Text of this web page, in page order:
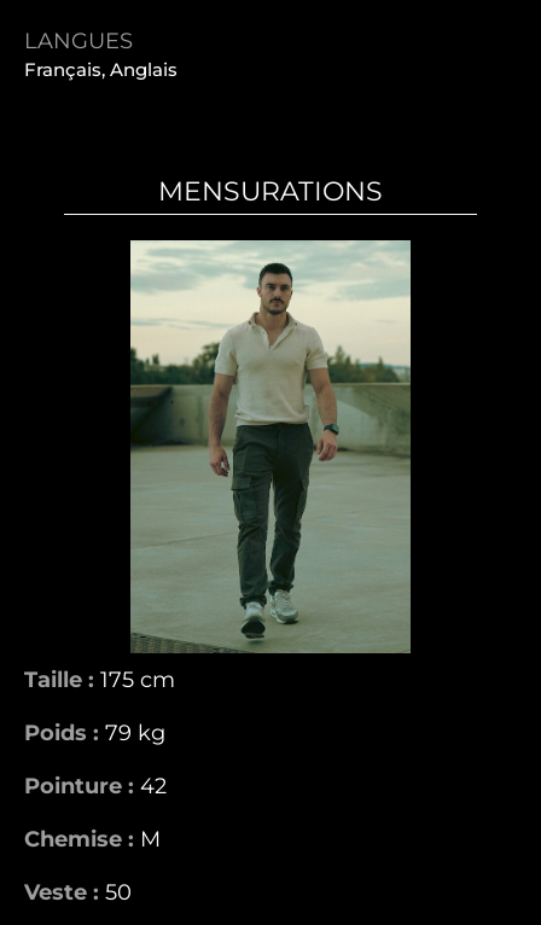
LANGUES
Français, Anglais
MENSURATIONS
Taille : 175 cm
Poids : 79 kg
Pointure : 42
Chemise : M
Veste : 50